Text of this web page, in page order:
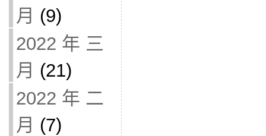
月 (9)
2022 年 三
月 (21)
2022 年 二
月 (7)